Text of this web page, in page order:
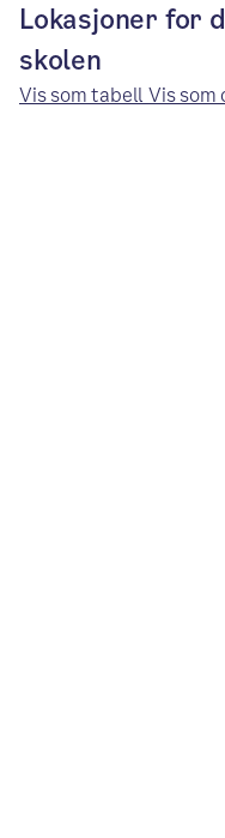
Lokasjoner for
skolen
Vis som tabellVis som